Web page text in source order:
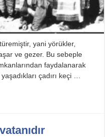
yani yörükler,
ve gezer. Bu sebeple
faydalanarak
çadırı keçi …